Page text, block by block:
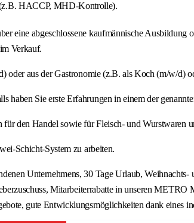
(z.B. HACCP, MHD-Kontrolle).
eine abgeschlossene kaufmännische
Verkauf.
oder aus der Gastronomie (z.B. als Koch (m/w/d)
haben Sie erste Erfahrungen in einem der
für den Handel sowie für Fleisch- und Wurstwaren
Schicht-System zu arbeiten.
Unternehmens, 30 Tage Urlaub,
Mitarbeiterrabatte in unseren
gute Entwicklungsmöglichkeiten dank eines